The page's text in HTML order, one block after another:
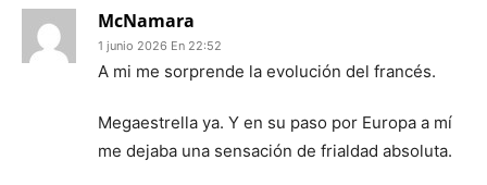
McNamara
1 junio 2026 En 22:52
A mi me sorprende la evolución del francés.
Megaestrella ya. Y en su paso por Europa a mí
me dejaba una sensación de frialdad absoluta.